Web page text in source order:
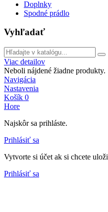
Doplnky
Spodné prádlo
Vyhľadať
Viac detailov
Neboli nájdené žiadne produkty.
Navigácia
Nastavenia
Košík 0
Hore
Najskôr sa prihláste.
Prihlásiť sa
Vytvorte si účet ak si chcete
Prihlásiť sa